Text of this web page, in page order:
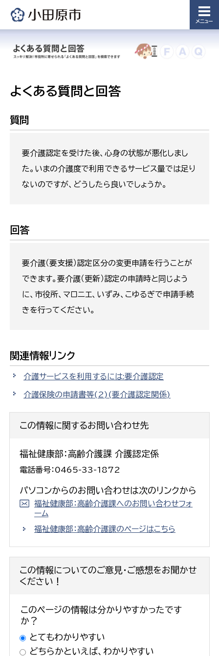
メニュー
よくある質問と回答
質問
要介護認定を受けた後、心身の状態が悪化しまし
た。いまの介護度で利用できるサービス量では足り
ないのですが、どうしたら良いでしょうか。
回答
要介護（要支援）認定区分の変更申請を行うことが
できます。要介護（更新）認定の申請時と同じよう
に、市役所、マロニエ、いずみ、こゆるぎで申請手続
きを行ってください。
関連情報リンク
介護サービスを利用するには:要介護認定
介護保険の申請書等(2)(要介護認定関係)
この情報に関するお問い合わせ先
福祉健康部：高齢介護課 介護認定係
電話番号：0465-33-1872
パソコンからのお問い合わせは次のリンクから
福祉健康部：高齢介護課へのお問い合わせフォ
ーム
福祉健康部：高齢介護課のページはこちら
この情報についてのご意見・ご感想をお聞かせ
ください！
このページの情報は分かりやすかったです
か？
とてもわかりやすい
どちらかといえば、わかりやすい